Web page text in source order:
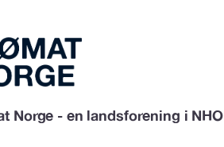
Norge - en landsforening i NHO